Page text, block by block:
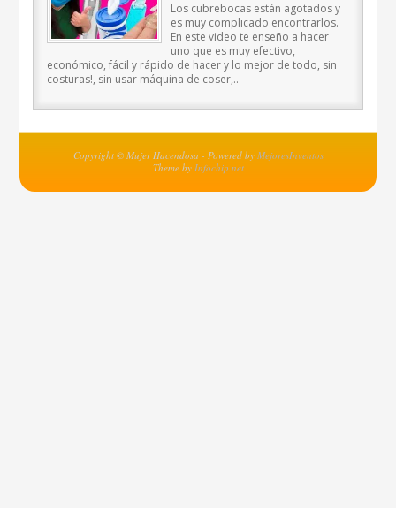
Los cubrebocas están agotados y
es muy complicado encontrarlos.
En este video te enseño a hacer
uno que es muy efectivo,
económico, fácil y rápido de hacer y lo mejor de todo, sin
costuras!, sin usar máquina de coser,..
Copyright © Mujer Hacendosa - Powered by MejoresInventos
Theme by Infochip.net